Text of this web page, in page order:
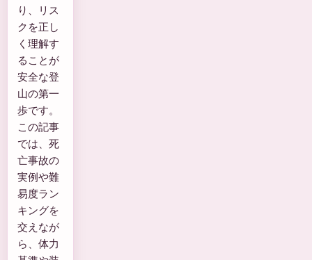
り、リス
クを正し
く理解す
ることが
安全な登
山の第一
歩です。
この記事
では、死
亡事故の
実例や難
易度ラン
キングを
交えなが
ら、体力